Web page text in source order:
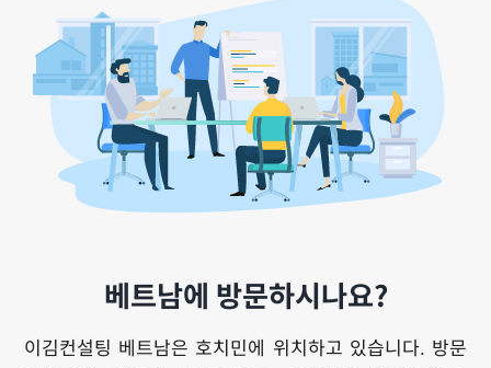
베트남에 방문하시나요?
이김컨설팅 베트남은 호치민에 위치하고 있습니다. 방문